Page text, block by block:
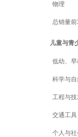
物理
总销量
儿童与青
低幼、
科学与
工程与
交通工具
个人与